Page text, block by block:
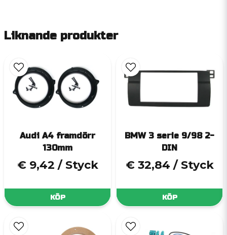
Liknande produkter
Audi A4 framdörr
130mm
€ 9,42 / Styck
KÖP
BMW 3 serie 9/98 2-
DIN
€ 32,84 / Styck
KÖP